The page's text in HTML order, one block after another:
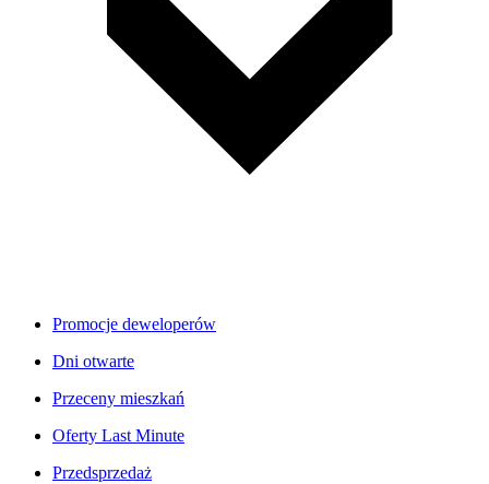
Promocje deweloperów
Dni otwarte
Przeceny mieszkań
Oferty Last Minute
Przedsprzedaż